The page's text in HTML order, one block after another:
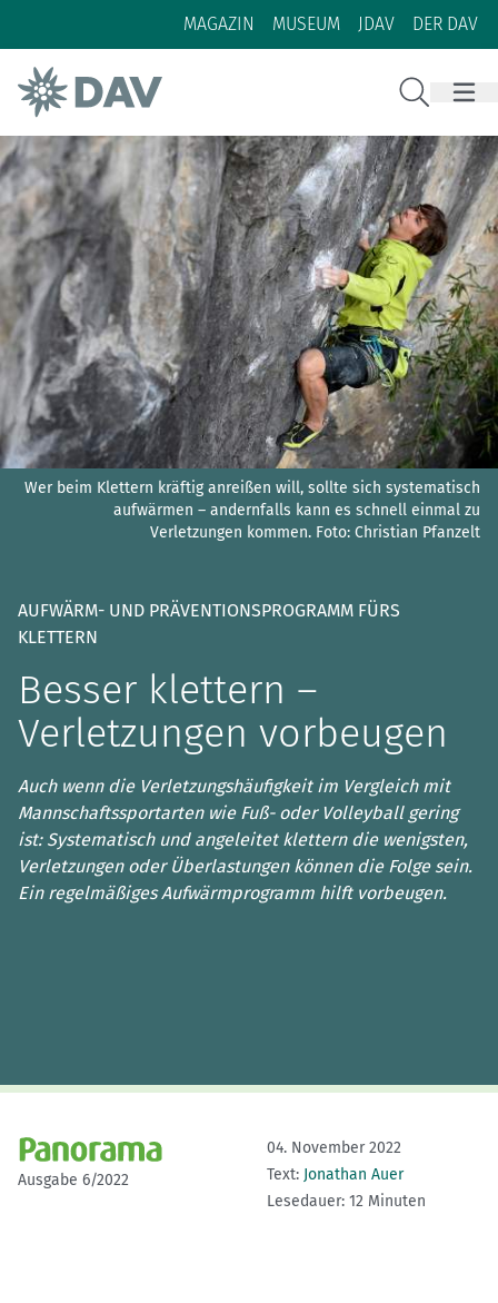
Zum Inhalt
Zur Footer-Navigation
MAGAZIN MUSEUM JDAV DER DAV
Wer beim Klettern kräftig anreißen will, sollte sich systematisch
aufwärmen – andernfalls kann es schnell einmal zu
Verletzungen kommen. Foto: Christian Pfanzelt
AUFWÄRM- UND PRÄVENTIONSPROGRAMM FÜRS
KLETTERN
Besser klettern –
Verletzungen vorbeugen
Auch wenn die Verletzungshäufigkeit im Vergleich mit
Mannschaftssportarten wie Fuß- oder Volleyball gering
ist: Systematisch und angeleitet klettern die wenigsten,
Verletzungen oder Überlastungen können die Folge sein.
Ein regelmäßiges Aufwärmprogramm hilft vorbeugen.
Ausgabe 6/2022
04. November 2022
Text: Jonathan Auer
Lesedauer: 12 Minuten